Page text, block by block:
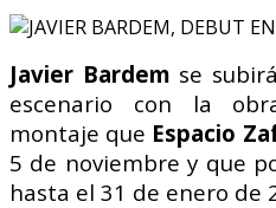
Javier Bardem se
escenario con la
montaje que Espacio
5 de noviembre y que
hasta el 31 de enero de